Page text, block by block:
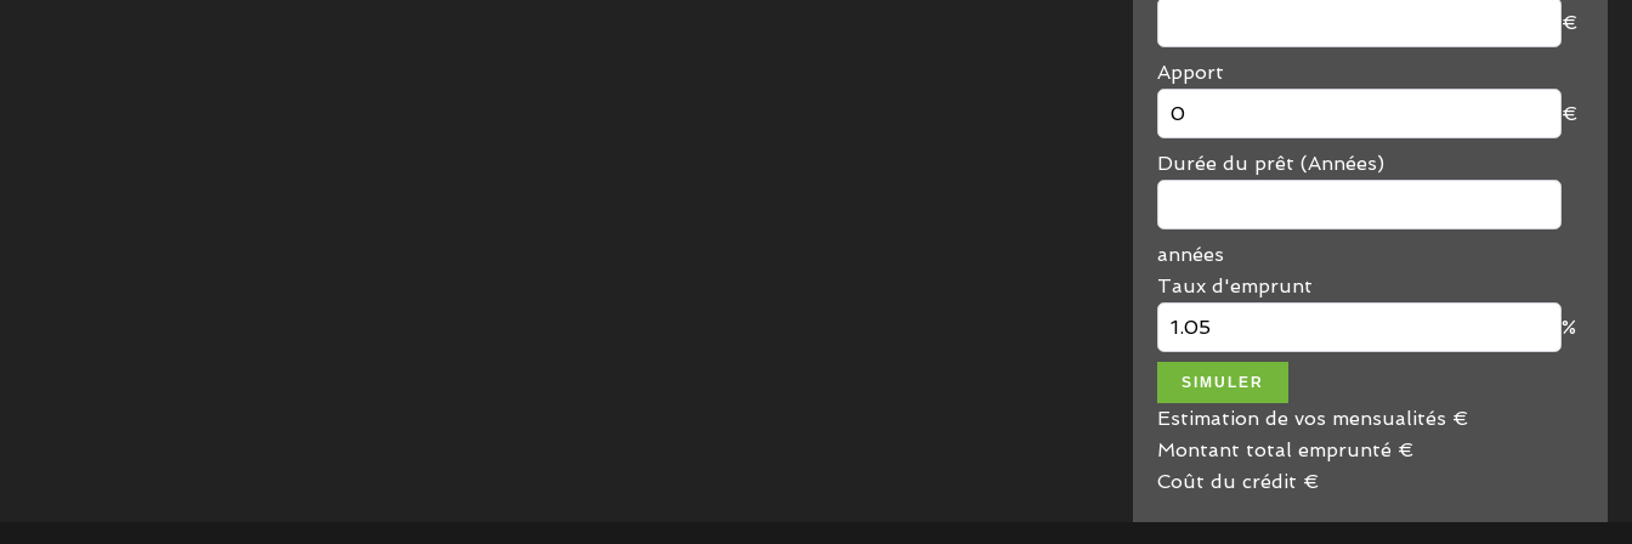
€
Apport
€
Durée du prêt (Années)
années
Taux d'emprunt
%
SIMULER
Estimation de vos mensualités €
Montant total emprunté €
Coût du crédit €